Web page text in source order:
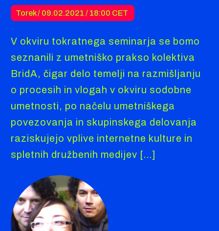
Torek / 09.02.2021 / 18:00 CET
V okviru tokratnega seminarja se bomo
seznanili z umetniško prakso kolektiva
BridA, čigar delo temelji na razmišljanju
o procesih in vlogah v okviru sodobne
umetnosti, po načelu umetniškega
povezovanja in skupinskega delovanja
raziskujejo vplive internetne kulture in
spletnih družbenih medijev […]